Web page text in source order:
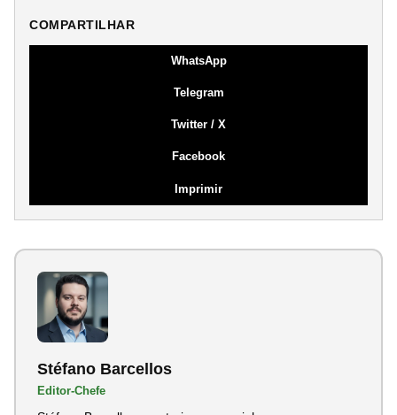
COMPARTILHAR
WhatsApp
Telegram
Twitter / X
Facebook
Imprimir
Stéfano Barcellos
Editor-Chefe